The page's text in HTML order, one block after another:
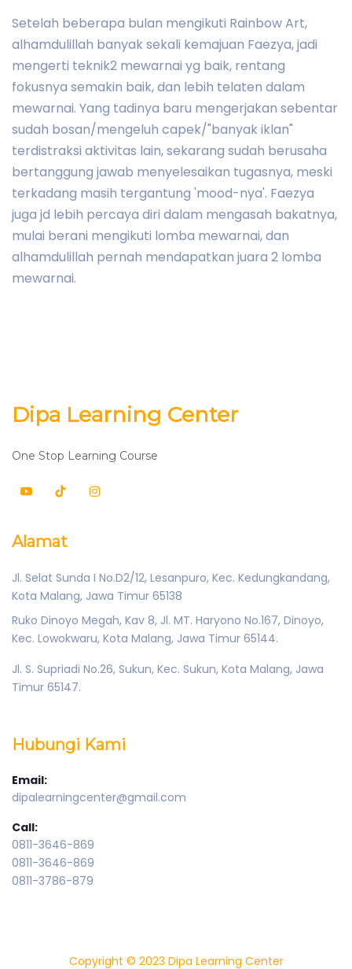
Setelah beberapa bulan mengikuti Rainbow Art,
alhamdulillah banyak sekali kemajuan Faezya, jadi
mengerti teknik2 mewarnai yg baik, rentang
fokusnya semakin baik, dan lebih telaten dalam
mewarnai. Yang tadinya baru mengerjakan sebentar
sudah bosan/mengeluh capek/"banyak iklan"
terdistraksi aktivitas lain, sekarang sudah berusaha
bertanggung jawab menyelesaikan tugasnya, meski
terkadang masih tergantung 'mood-nya'. Faezya
juga jd lebih percaya diri dalam mengasah bakatnya,
mulai berani mengikuti lomba mewarnai, dan
alhamdulillah pernah mendapatkan juara 2 lomba
mewarnai.
Dipa Learning Center
One Stop Learning Course
Alamat
Jl. Selat Sunda I No.D2/12, Lesanpuro, Kec. Kedungkandang,
Kota Malang, Jawa Timur 65138
Ruko Dinoyo Megah, Kav 8, Jl. MT. Haryono No.167, Dinoyo,
Kec. Lowokwaru, Kota Malang, Jawa Timur 65144.
Jl. S. Supriadi No.26, Sukun, Kec. Sukun, Kota Malang, Jawa
Timur 65147.
Hubungi Kami
Email:
dipalearningcenter@gmail.com
Call:
0811-3646-869
0811-3646-869
0811-3786-879
Copyright © 2023 Dipa Learning Center